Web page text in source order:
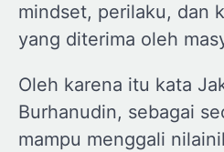
mindset, perilaku, dan
yang diterima oleh
Oleh karena itu kata
Burhanudin, sebagai
mampu menggali